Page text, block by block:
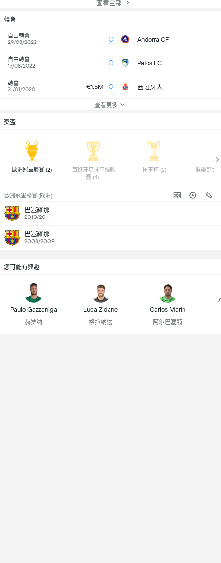
查看全部
轉會
自由轉會
29/08/2023
Andorra CF
自由轉會
17/08/2022
Pafos FC
轉會
31/01/2020
€1.5M 西班牙人
查看更多
獎盃
西班牙足球甲級聯
国王杯 (2)
歐洲冠軍聯賽 (欧洲)
巴塞羅那
2010/2011
巴塞羅那
2008/2009
您可能有興趣
Paulo Gazzaniga
赫罗纳
Luca Zidane
格拉纳达
Carlos Marín
阿尔巴塞特